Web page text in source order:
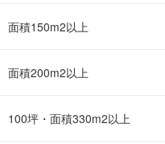
面積150m2以上
面積200m2以上
100坪・面積330m2以上